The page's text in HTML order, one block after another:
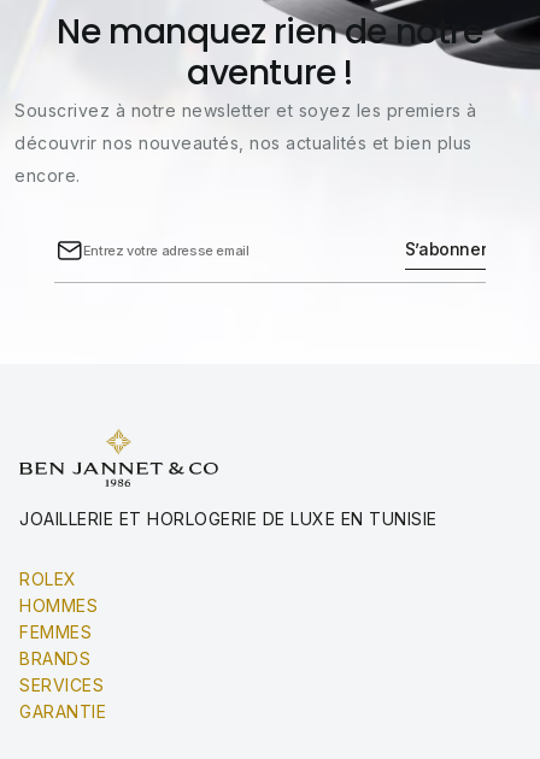
Ne manquez rien de notre
aventure !
Souscrivez à notre newsletter et soyez les premiers à
découvrir nos nouveautés, nos actualités et bien plus
encore.
JOAILLERIE ET HORLOGERIE DE LUXE EN TUNISIE
ROLEX
HOMMES
FEMMES
BRANDS
SERVICES
GARANTIE